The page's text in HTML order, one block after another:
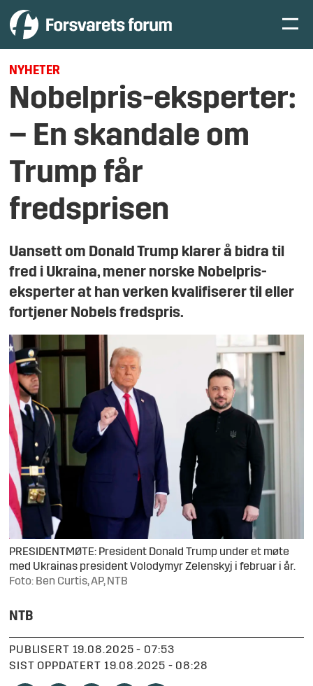
NYHETER
Nobelpris-eksperter:
– En skandale om
Trump får
fredsprisen
Uansett om Donald Trump klarer å bidra til
fred i Ukraina, mener norske Nobelpris-
eksperter at han verken kvalifiserer til eller
fortjener Nobels fredspris.
PRESIDENTMØTE: President Donald Trump under et møte
med Ukrainas president Volodymyr Zelenskyj i februar i år.
Foto: Ben Curtis, AP, NTB
NTB
PUBLISERT
19.08.2025 - 07:53
SIST OPPDATERT
19.08.2025 - 08:28